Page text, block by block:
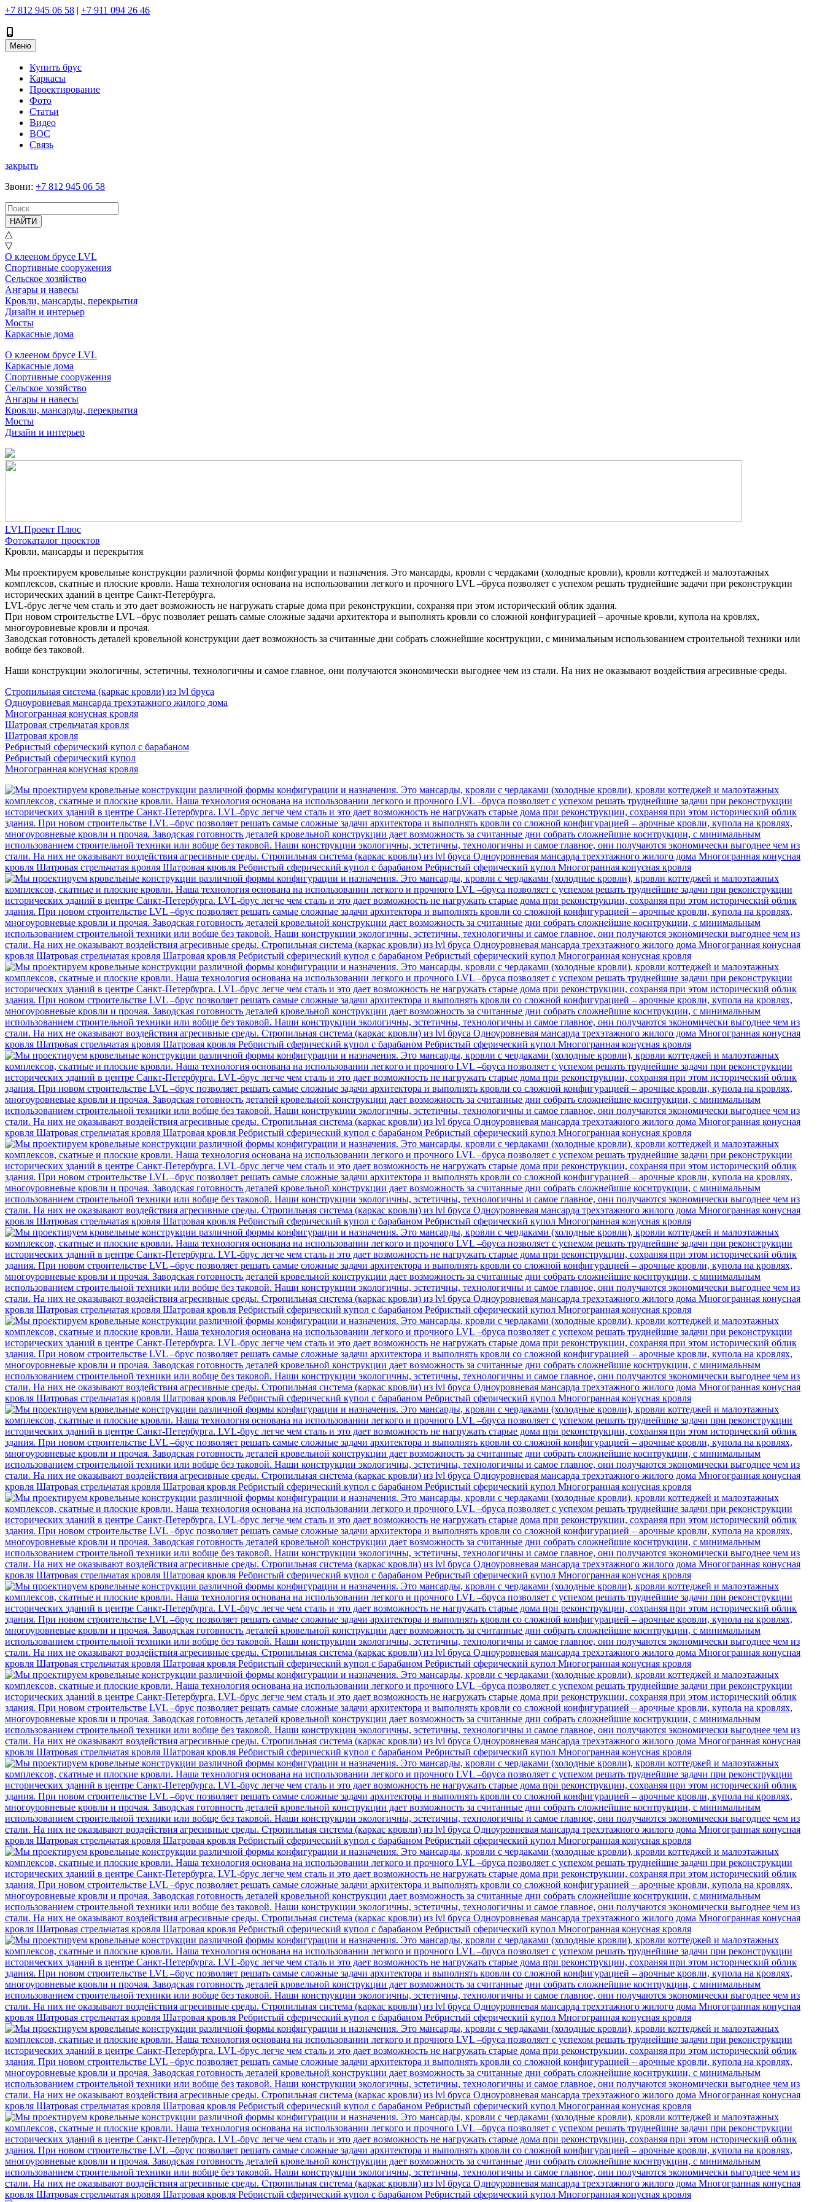
+7 812 945 06 58 | +7 911 094 26 46
Меню
Купить брус
Каркасы
Проектирование
Фото
Статьи
Видео
ВОС
Связь
закрыть
Звони: +7 812 945 06 58
НАЙТИ
△
▽
О клееном брусе LVL
Спортивные сооружения
Сельское хозяйство
Ангары и навесы
Кровли, мансарды, перекрытия
Дизайн и интерьер
Мосты
Каркасные дома
О клееном брусе LVL
Каркасные дома
Спортивные сооружения
Сельское хозяйство
Ангары и навесы
Кровли, мансарды, перекрытия
Мосты
Дизайн и интерьер
LVLПроект Плюс
Фотокаталог проектов
Кровли, мансарды и перекрытия
Мы проектируем кровельные конструкции различной формы конфигурации и назначения. Это мансарды, кровли с чердаками (холодные кровли), кровли коттеджей и малоэтажных
комплексов, скатные и плоские кровли. Наша технология основана на использовании легкого и прочного LVL –бруса позволяет с успехом решать труднейшие задачи при реконструкции
исторических зданий в центре Санкт-Петербурга.
LVL-брус легче чем сталь и это дает возможность не нагружать старые дома при реконструкции, сохраняя при этом исторический облик здания.
При новом строительстве LVL –брус позволяет решать самые сложные задачи архитектора и выполнять кровли со сложной конфигурацией – арочные кровли, купола на кровлях,
многоуровневые кровли и прочая.
Заводская готовность деталей кровельной конструкции дает возможность за считанные дни собрать сложнейшие коснтрукции, с минимальным использованием строительной техники или
вобще без таковой.
Наши конструкции экологичны, эстетичны, технологичны и самое главное, они получаются экономически выгоднее чем из стали. На них не оказывают воздействия агресивные среды.
Стропильная система (каркас кровли) из lvl бруса
Одноуровневая мансарда трехэтажного жилого дома
Многогранная конусная кровля
Шатровая стрельчатая кровля
Шатровая кровля
Ребристый сферический купол с барабаном
Ребристый сферический купол
Многогранная конусная кровля